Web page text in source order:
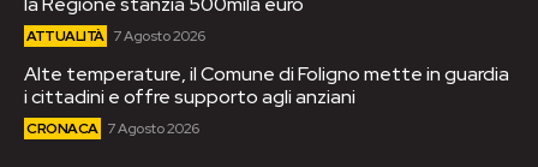
ATTUALITÀ 7 Agosto 2026
Alte temperature, il Comune di Foligno mette in guardia
i cittadini e offre supporto agli anziani
CRONACA 7 Agosto 2026